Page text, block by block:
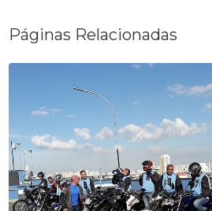
Páginas Relacionadas